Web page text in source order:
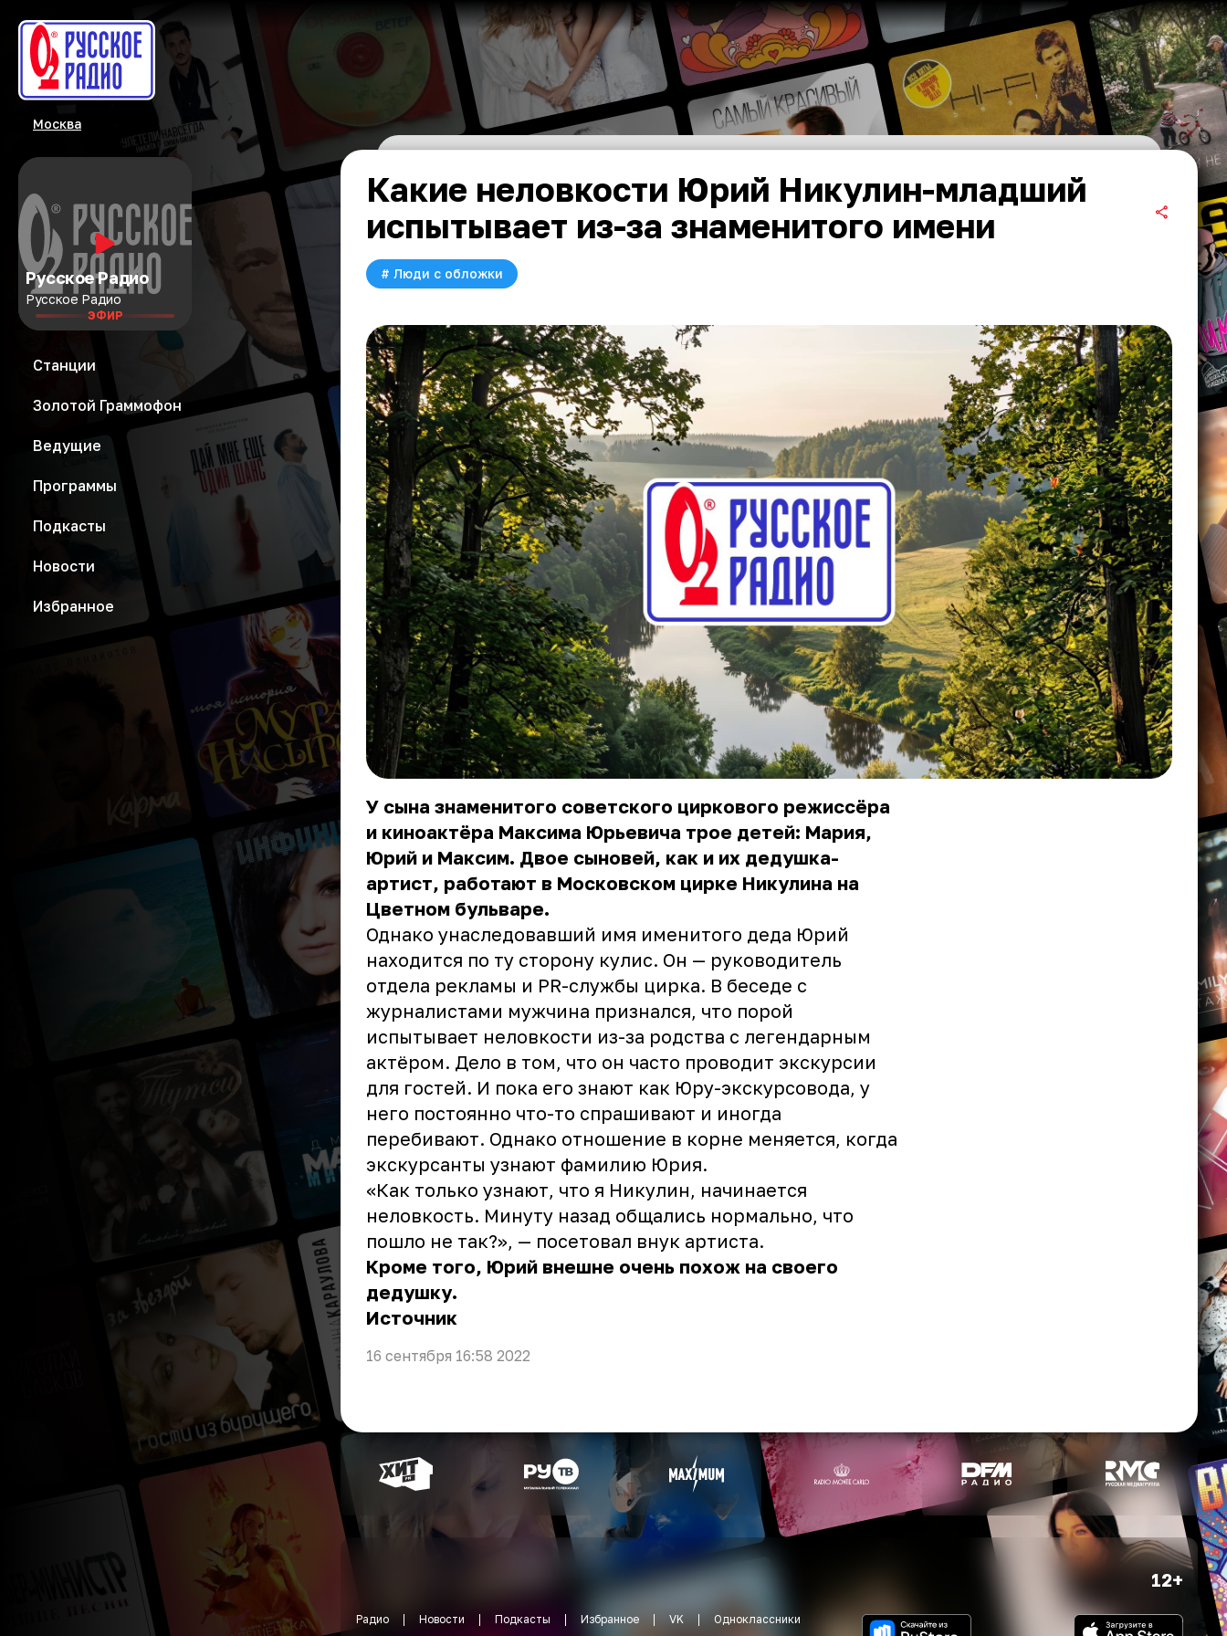
Москва
Русское Радио
Русское Радио
ЭФИР
Станции
Золотой Граммофон
Ведущие
Программы
Подкасты
Новости
Избранное
Какие неловкости Юрий Никулин-младший
испытывает из-за знаменитого имени
# Люди с обложки
У сына знаменитого советского циркового режиссёра
и киноактёра Максима Юрьевича трое детей: Мария,
Юрий и Максим. Двое сыновей, как и их дедушка-
артист, работают в Московском цирке Никулина на
Цветном бульваре.
Однако унаследовавший имя именитого деда Юрий
находится по ту сторону кулис. Он — руководитель
отдела рекламы и PR-службы цирка. В беседе с
журналистами мужчина признался, что порой
испытывает неловкости из-за родства с легендарным
актёром. Дело в том, что он часто проводит экскурсии
для гостей. И пока его знают как Юру-экскурсовода, у
него постоянно что-то спрашивают и иногда
перебивают. Однако отношение в корне меняется, когда
экскурсанты узнают фамилию Юрия.
«Как только узнают, что я Никулин, начинается
неловкость. Минуту назад общались нормально, что
пошло не так?», — посетовал внук артиста.
Кроме того, Юрий внешне очень похож на своего
дедушку.
Источник
16 сентября 16:58 2022
12+
Радио Новости Подкасты Избранное VK Одноклассники